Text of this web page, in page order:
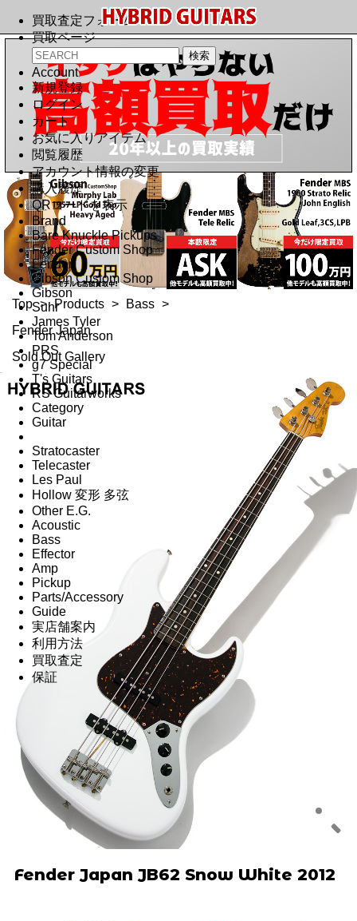
買取査定フォーム
買取ページ
Account
新規登録
ログイン
カート
お気に入りアイテム
閲覧履歴
アカウント情報の変更
購入履歴
QRコードを表示
Brand
Bare Knuckle Pickups
Fender Custom Shop
Fender
Gibson Custom Shop
Gibson
Suhr
James Tyler
Tom Anderson
PRS
g7 Special
T's Guitars
RS Guitarworks
Category
Guitar
Stratocaster
Telecaster
Les Paul
Hollow 変形 多弦
Other E.G.
Acoustic
Bass
Effector
Amp
Pickup
Parts/Accessory
Guide
実店舗案内
利用方法
買取査定
保証
Top > Products > Bass >
Fender Japan
Sold Out Gallery
Fender Japan JB62 Snow White 2012